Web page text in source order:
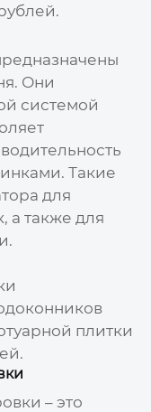
Они
системой
Такие
для
а также для
плитки
– это